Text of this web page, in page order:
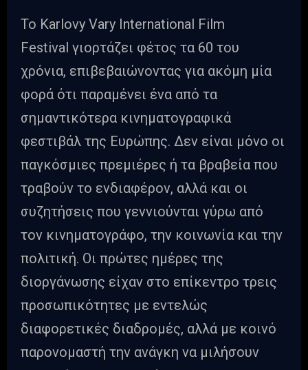
Το Karlovy Vary International Film
Festival γιορτάζει φέτος τα 60 του
χρόνια, επιβεβαιώνοντας για ακόμη μία
φορά ότι παραμένει ένα από τα
σημαντικότερα κινηματογραφικά
φεστιβάλ της Ευρώπης. Δεν είναι μόνο οι
παγκόσμιες πρεμιέρες ή τα βραβεία που
τραβούν το ενδιαφέρον, αλλά και οι
συζητήσεις που γεννιούνται γύρω από
τον κινηματογράφο, την κοινωνία και την
πολιτική. Οι πρώτες ημέρες της
διοργάνωσης είχαν στο επίκεντρο τρεις
προσωπικότητες με εντελώς
διαφορετικές διαδρομές, αλλά με κοινό
παρονομαστή την ανάγκη να μιλήσουν